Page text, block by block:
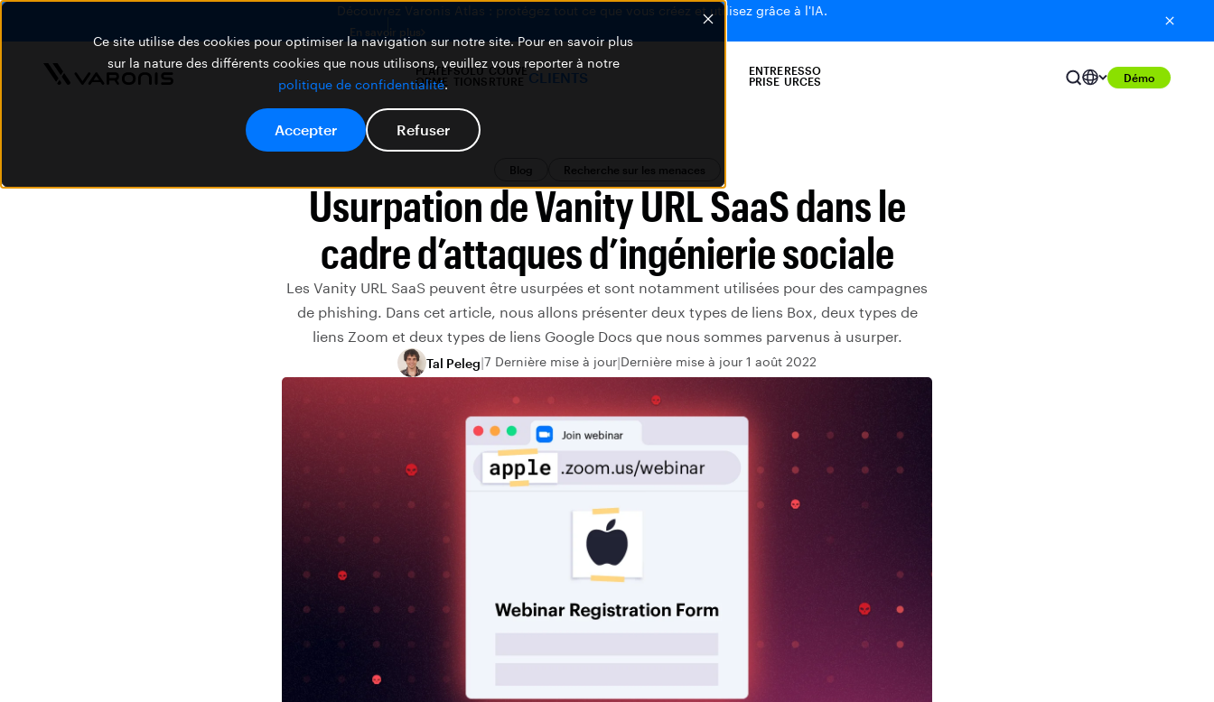
Ce site utilise des cookies pour optimiser la navigation sur notre site. Pour en savoir plus
sur la nature des différents cookies que nous utilisons, veuillez vous reporter à notre
politique de confidentialité.
Accepter Refuser
Découvrez Varonis Atlas : protégez tout ce que vous créez et utilisez grâce à l'IA.
En savoir plus
PLATEF
ORME
SOLU
TIONS
COUVE
RTURE CLIENTS
ENTRE
PRISE
RESSO
URCES
Démo
Blog Recherche sur les menaces
Usurpation de Vanity URL SaaS dans le
cadre d’attaques d’ingénierie sociale
Les Vanity URL SaaS peuvent être usurpées et sont notamment utilisées pour des campagnes
de phishing. Dans cet article, nous allons présenter deux types de liens Box, deux types de
liens Zoom et deux types de liens Google Docs que nous sommes parvenus à usurper.
Tal Peleg 7 Dernière mise à jour Dernière mise à jour 1 août 2022